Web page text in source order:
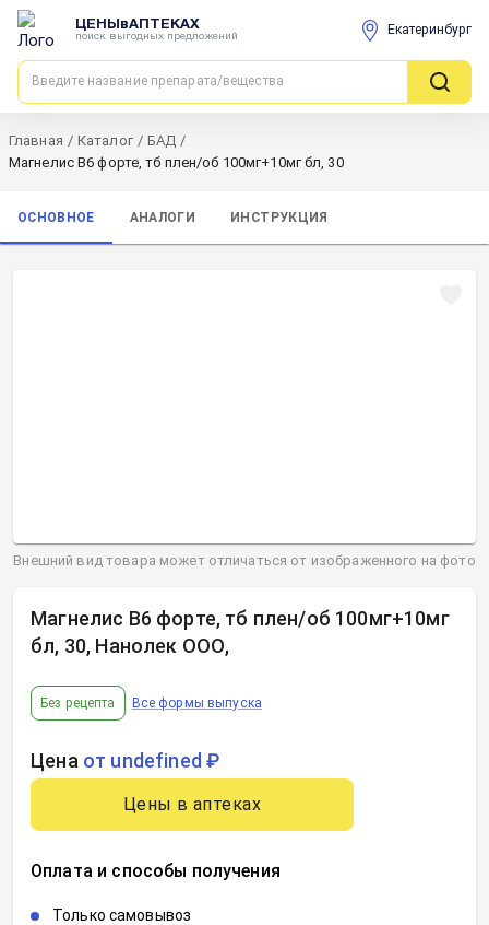
ЦЕНЫвАПТЕКАХ
поиск выгодных предложений Екатеринбург
Главная / Каталог / БАД /
Магнелис В6 форте, тб плен/об 100мг+10мг бл, 30
ОСНОВНОЕ АНАЛОГИ ИНСТРУКЦИЯ
Магнелис В6 форте, тб плен/об 100мг+10мг
бл, 30, Нанолек ООО,
Без рецепта Все формы выпуска
Цена от undefined ₽
Цены в аптеках
Оплата и способы получения
Только самовывоз
Внешний вид товара может отличаться от изображенного на фото